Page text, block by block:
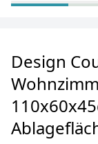
Design